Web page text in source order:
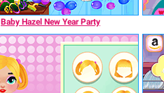
Baby Hazel New Year Party